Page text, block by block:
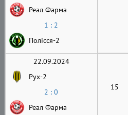
Реал Фарма
1 : 2
Полісся-2
22.09.2024
Рух-2
2 : 0
Реал Фарма
15